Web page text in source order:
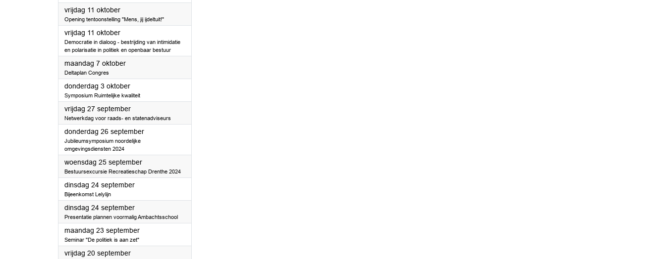
vrijdag 11 oktober2024
Opening tentoonstelling "Mens, jij ijdeltuit!"
vrijdag 11 oktober2024
Democratie in dialoog - bestrijding van intimidatie
en polarisatie in politiek en openbaar bestuur
maandag 7 oktober2024
Deltaplan Congres
donderdag 3 oktober2024
Symposium Ruimtelijke kwaliteit
vrijdag 27 september2024
Netwerkdag voor raads- en statenadviseurs
donderdag 26 september2024
Jubileumsymposium noordelijke
omgevingsdiensten 2024
woensdag 25 september2024
Bestuursexcursie Recreatieschap Drenthe 2024
dinsdag 24 september2024
Bijeenkomst Lelylijn
dinsdag 24 september2024
Presentatie plannen voormalig Ambachtsschool
maandag 23 september2024
Seminar "De politiek is aan zet"
vrijdag 20 september2024